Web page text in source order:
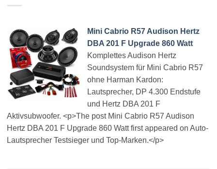
Mini Cabrio R57 Audison Hertz
DBA 201 F Upgrade 860 Watt
Komplettes Audison Hertz
Soundsystem für Mini Cabrio R57
ohne Harman Kardon:
Lautsprecher, DP 4.300 Endstufe
und Hertz DBA 201 F
Aktivsubwoofer. <p>The post Mini Cabrio R57 Audison
Hertz DBA 201 F Upgrade 860 Watt first appeared on Auto-
Lautsprecher Testsieger und Top-Marken.</p>